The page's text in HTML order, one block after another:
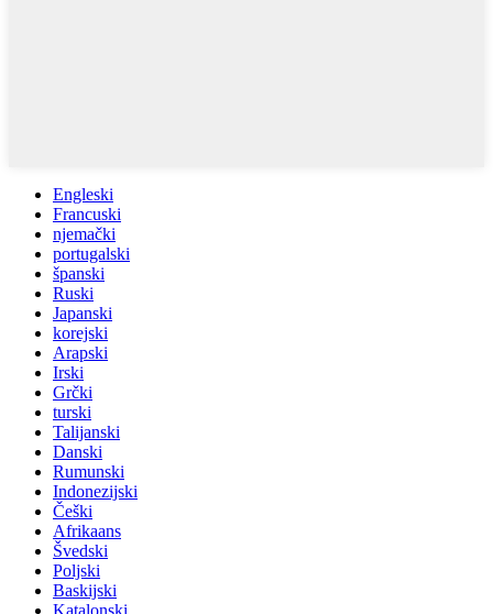
Engleski
Francuski
njemački
portugalski
španski
Ruski
Japanski
korejski
Arapski
Irski
Grčki
turski
Talijanski
Danski
Rumunski
Indonezijski
Češki
Afrikaans
Švedski
Poljski
Baskijski
Katalonski